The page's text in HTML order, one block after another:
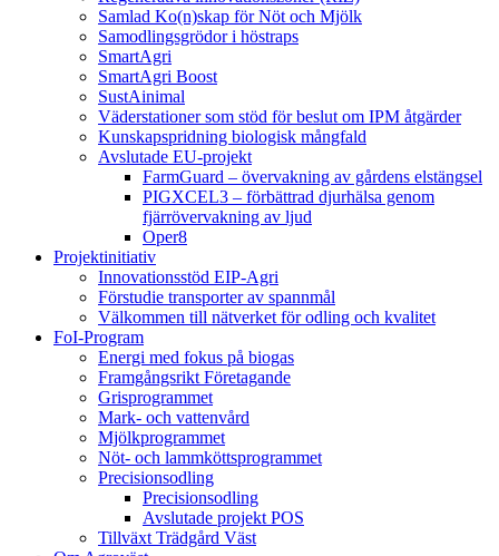
Samlad Ko(n)skap för Nöt och Mjölk
Samodlingsgrödor i höstraps
SmartAgri
SmartAgri Boost
SustAinimal
Väderstationer som stöd för beslut om IPM åtgärder
Kunskapspridning biologisk mångfald
Avslutade EU-projekt
FarmGuard – övervakning av gårdens elstängsel
PIGXCEL3 – förbättrad djurhälsa genom
fjärrövervakning av ljud
Oper8
Projektinitiativ
Innovationsstöd EIP-Agri
Förstudie transporter av spannmål
Välkommen till nätverket för odling och kvalitet
FoI-Program
Energi med fokus på biogas
Framgångsrikt Företagande
Grisprogrammet
Mark- och vattenvård
Mjölkprogrammet
Nöt- och lammköttsprogrammet
Precisionsodling
Precisionsodling
Avslutade projekt POS
Tillväxt Trädgård Väst